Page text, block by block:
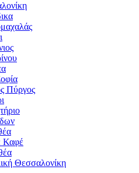
Πύργος
Καφέ
Θεσσαλονίκη